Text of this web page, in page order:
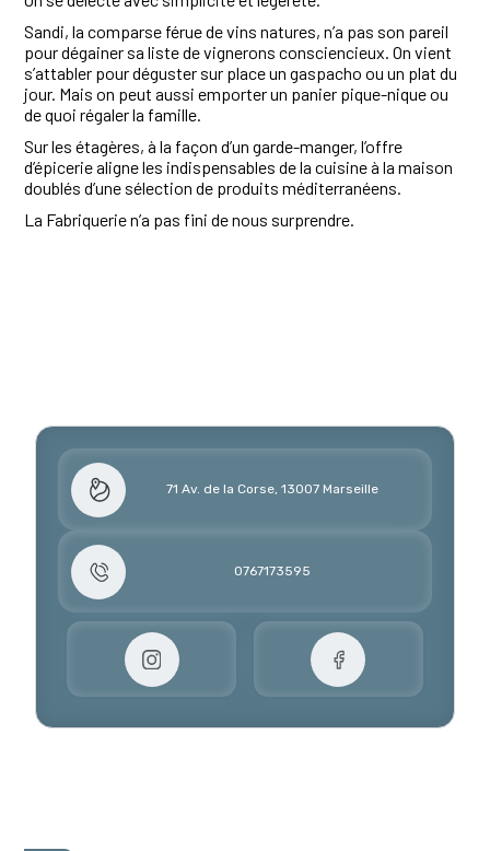
Sandi, la comparse férue de vins natures, n’a pas son pareil
pour dégainer sa liste de vignerons consciencieux. On vient
s’attabler pour déguster sur place un gaspacho ou un plat du
jour. Mais on peut aussi emporter un panier pique-nique ou
de quoi régaler la famille.
Sur les étagères, à la façon d’un garde-manger, l’offre
d’épicerie aligne les indispensables de la cuisine à la maison
doublés d’une sélection de produits méditerranéens.
La Fabriquerie n’a pas fini de nous surprendre.
71 Av. de la Corse, 13007 Marseille
0767173595